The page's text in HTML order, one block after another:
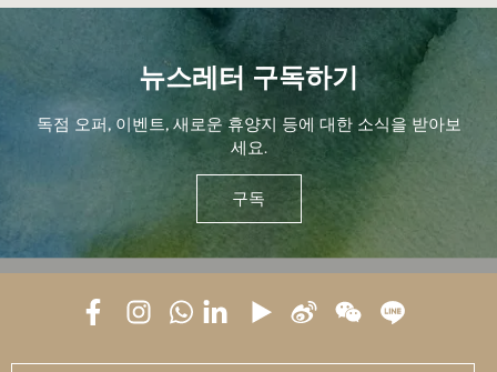
뉴스레터 구독하기
독점 오퍼, 이벤트, 새로운 휴양지 등에 대한 소식을 받아보
세요.
구독